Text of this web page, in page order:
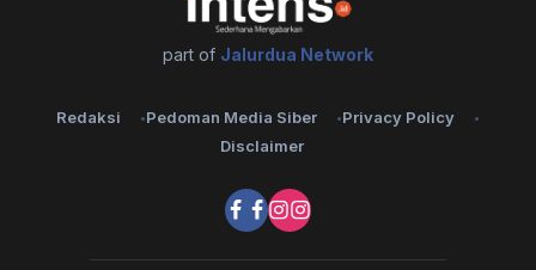
part of Jalurdua Network
Redaksi Pedoman Media Siber
Privacy Policy
Disclaimer